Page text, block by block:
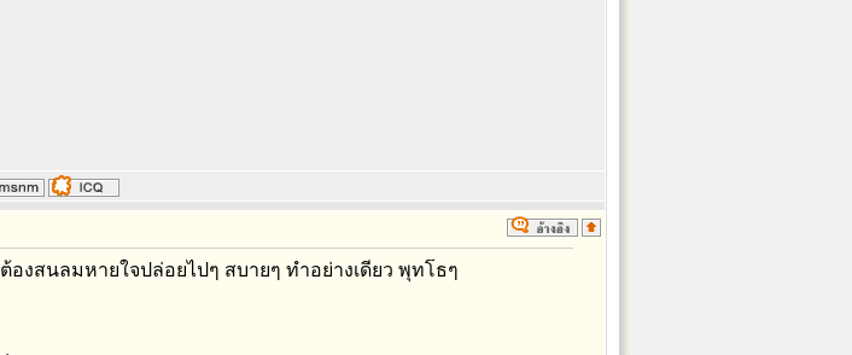
งสนลมหายใจปล่อยไปๆ สบายๆ ทำอย่างเดียว พุทโธๆ